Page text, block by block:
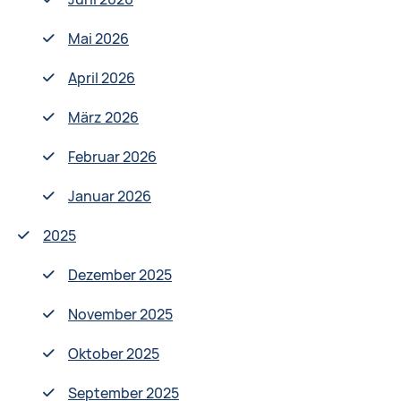
Mai 2026
April 2026
März 2026
Februar 2026
Januar 2026
2025
Dezember 2025
November 2025
Oktober 2025
September 2025